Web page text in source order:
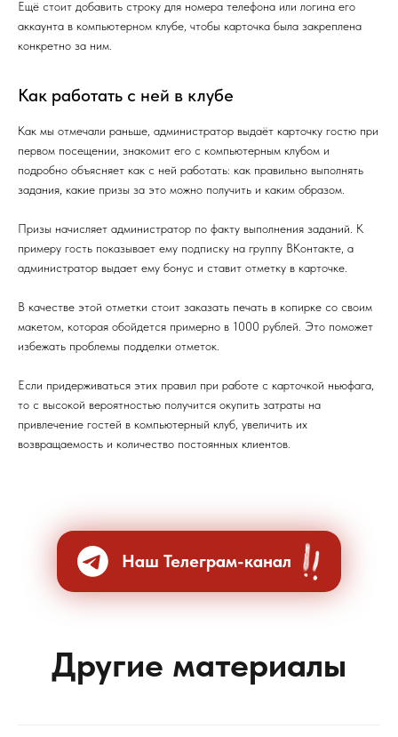
Ещё стоит добавить строку для номера телефона или логина его
аккаунта в компьютерном клубе, чтобы карточка была закреплена
конкретно за ним.
Как работать с ней в клубе
Как мы отмечали раньше, администратор выдаёт карточку гостю при
первом посещении, знакомит его с компьютерным клубом и
подробно объясняет как с ней работать: как правильно выполнять
задания, какие призы за это можно получить и каким образом.
Призы начисляет администратор по факту выполнения заданий. К
примеру гость показывает ему подписку на группу ВКонтакте, а
администратор выдает ему бонус и ставит отметку в карточке.
В качестве этой отметки стоит заказать печать в копирке со своим
макетом, которая обойдется примерно в 1000 рублей. Это поможет
избежать проблемы подделки отметок.
Если придерживаться этих правил при работе с карточкой ньюфага,
то с высокой вероятностью получится окупить затраты на
привлечение гостей в компьютерный клуб, увеличить их
возвращаемость и количество постоянных клиентов.
Наш Телеграм-канал
Другие материалы